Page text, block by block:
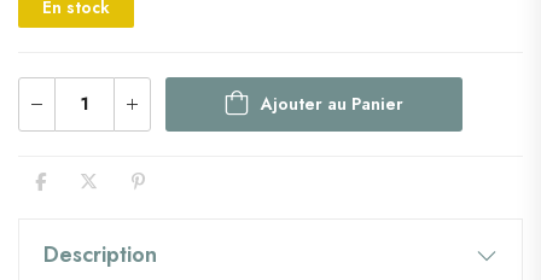
En stock
Ajouter au Panier
Description